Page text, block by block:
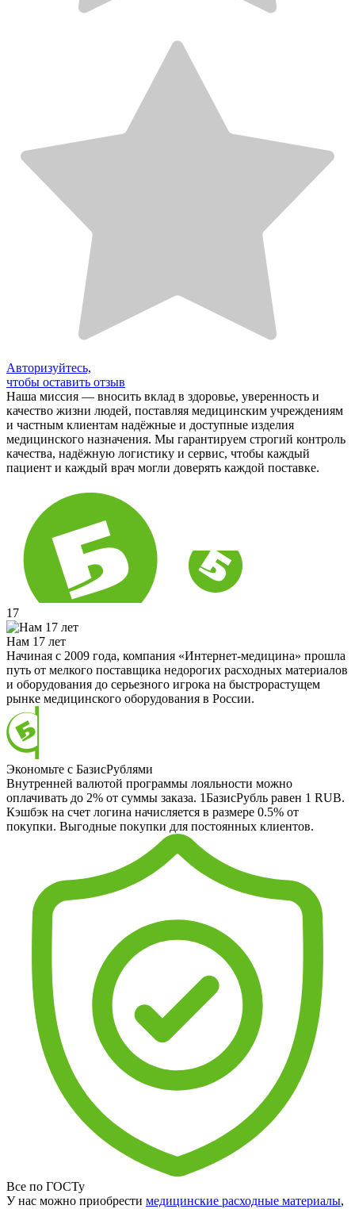
Авторизуйтесь,
чтобы оставить отзыв
Наша миссия — вносить вклад в здоровье, уверенность и
качество жизни людей, поставляя медицинским учреждениям
и частным клиентам надёжные и доступные изделия
медицинского назначения. Мы гарантируем строгий контроль
качества, надёжную логистику и сервис, чтобы каждый
пациент и каждый врач могли доверять каждой поставке.
17
Нам 17 лет
Начиная с 2009 года, компания «Интернет-медицина» прошла
путь от мелкого поставщика недорогих расходных материалов
и оборудования до серьезного игрока на быстрорастущем
рынке медицинского оборудования в России.
Экономьте с БазисРублями
Внутренней валютой программы лояльности можно
оплачивать до 2% от суммы заказа. 1БазисРубль равен 1 RUB.
Кэшбэк на счет логина начисляется в размере 0.5% от
покупки. Выгодные покупки для постоянных клиентов.
Все по ГОСТу
У нас можно приобрести медицинские расходные материалы,